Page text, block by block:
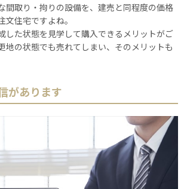
間取り・拘りの設備を、建売と同程度の価格
住宅ですよね。
した状態を見学して購入できるメリットがご
地の状態でも売れてしまい、そのメリットも
があります